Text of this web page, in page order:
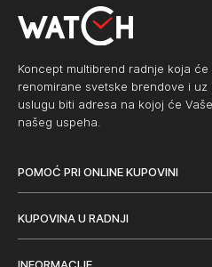
Koncept multibrend radnje koja
renomirane svetske brendove i
uslugu biti adresa na kojoj će
našeg uspeha.
POMOĆ PRI ONLINE KUPOVINI
KUPOVINA U RADNJI
INFORMACIJE